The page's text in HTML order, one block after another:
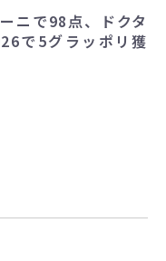
ニで98点、ドクタ
で5グラッポリ獲